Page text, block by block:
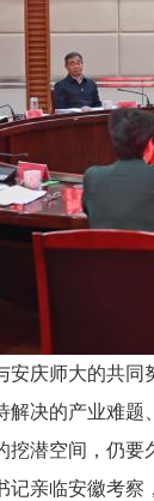
师大的共同
解决的产业难
潜空间，仍要
临安徽考察